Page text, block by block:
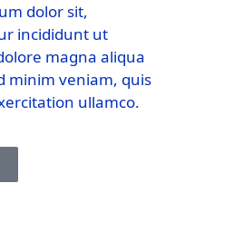
dolor sit,
incididunt ut
magna aliqua
minim veniam, quis
ullamco.